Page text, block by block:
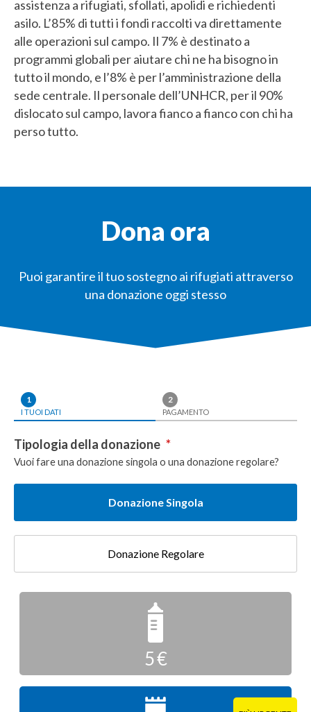
assistenza a rifugiati, sfollati, apolidi e richiedenti
asilo. L’85% di tutti i fondi raccolti va direttamente
alle operazioni sul campo. Il 7% è destinato a
programmi globali per aiutare chi ne ha bisogno in
tutto il mondo, e l’8% è per l’amministrazione della
sede centrale. Il personale dell’UNHCR, per il 90%
dislocato sul campo, lavora fianco a fianco con chi ha
perso tutto.
Dona ora
Puoi garantire il tuo sostegno ai rifugiati attraverso
una donazione oggi stesso
1
I TUOI DATI
2
PAGAMENTO
Tipologia della donazione *
Vuoi fare una donazione singola o una donazione regolare?
Donazione Singola
Donazione Regolare
Donazione
5 €